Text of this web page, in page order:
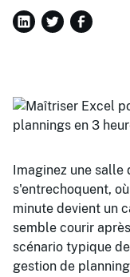
Imaginez une salle
s'entrechoquent,
minute devient un
semble courir
scénario typique
gestion de